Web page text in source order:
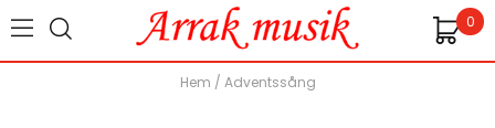
0
Hem / Adventssång